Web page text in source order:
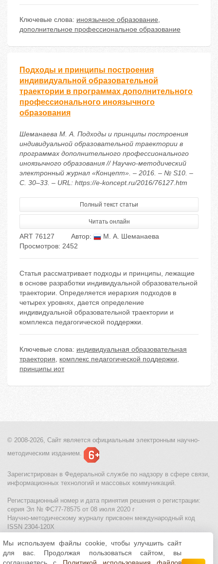
Ключевые слова: иноязычное образование,
дополнительное профессиональное образование
Подходы и принципы построения
индивидуальной образовательной
траектории в программах дополнительного
профессионального иноязычного
образования
Шеманаева М. А. Подходы и принципы построения
индивидуальной образовательной траектории в
программах дополнительного профессионального
иноязычного образования // Научно-методический
электронный журнал «Концепт». – 2016. – № S10. –
С. 30–33. – URL: https://e-koncept.ru/2016/76127.htm
Полный текст статьи
Читать онлайн
ART 76127 Автор:
М. А. Шеманаева
Просмотров: 2452
Статья рассматривает подходы и принципы, лежащие
в основе разработки индивидуальной образовательной
траектории. Определяется иерархия подходов в
четырех уровнях, дается определение
индивидуальной образовательной траектории и
комплекса педагогической поддержки.
Ключевые слова: индивидуальная образовательная
траектория, комплекс педагогической поддержки,
принципы иот
© 2008-2026, Сайт является официальным электронным научно-
методическим изданием.
Зарегистрирован в Федеральной службе по надзору в сфере связи,
информационных технологий и массовых коммуникаций.
Регистрационный номер и дата принятия решения о регистрации:
серия Эл № ФС77-78575 от 08 июля 2020 г
Научно-методическому журналу присвоен международный код
ISSN 2304-120X
МЦИТО|Школьные олимпиады и онлайн конкурсы для детей
Политика использования файлов cookie| Политика обработки и
защиты персональных данных
Мы используем файлы cookie, чтобы улучшить сайт
для вас. Продолжая пользоваться сайтом, вы